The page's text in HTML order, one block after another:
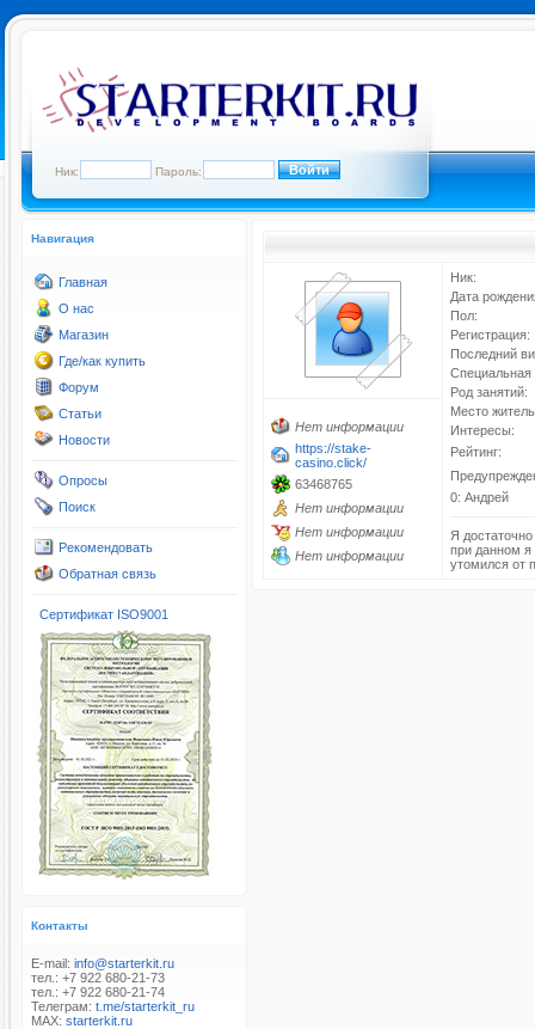
Ник: Пароль:
Навигация
Главная
О нас
Магазин
Где/как купить
Форум
Статьи
Новости
Опросы
Поиск
Рекомендовать
Обратная связь
Сертификат ISO9001
Контакты
E-mail: info@starterkit.ru
тел.: +7 922 680-21-73
тел.: +7 922 680-21-74
Телеграм: t.me/starterkit_ru
MAX: starterkit.ru
Ник:
Дата
Пол:
Регистрация:
Последний
Специальная
Род занятий:
Место
Интересы:
Рейтинг:
0: Андрей
Я
при данном я
утомился от
Нет информации
https://stake-
casino.click/
63468765
Нет информации
Нет информации
Нет информации